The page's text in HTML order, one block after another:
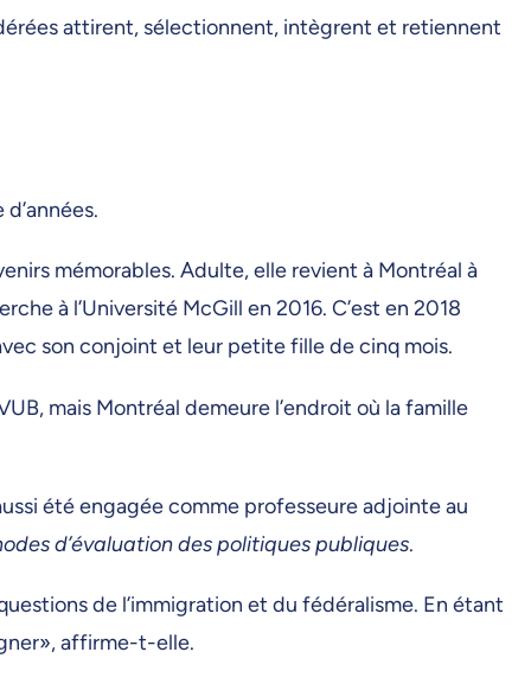
attirent, sélectionnent, intègrent et retiennent
mémorables. Adulte, elle revient à Montréal à
à l’Université McGill en 2016. C’est en 2018
son conjoint et leur petite fille de cinq mois.
mais Montréal demeure l’endroit où la famille
été engagée comme professeure adjointe au
d’évaluation des politiques publiques.
de l’immigration et du fédéralisme. En étant
affirme-t-elle.